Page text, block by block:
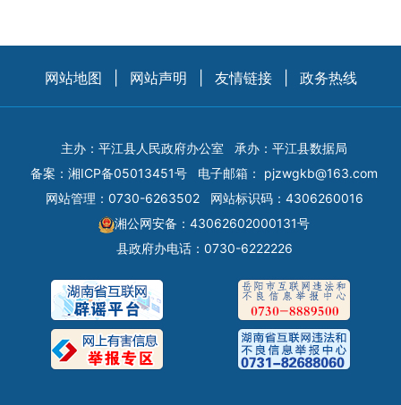
网站地图 网站声明 友情链接 政务热线
主办：平江县人民政府办公室
承办：平江县数据局
备案： 湘ICP备05013451号 电子邮箱： pjzwgkb@163.com
网站管理：0730-6263502
网站标识码：4306260016
湘公网安备：43062602000131号
县政府办电话：0730-6222226